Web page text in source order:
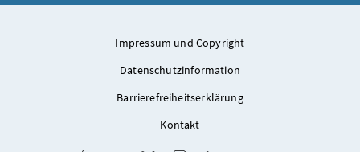
Impressum und Copyright
Datenschutzinformation
Barrierefreiheitserklärung
Kontakt